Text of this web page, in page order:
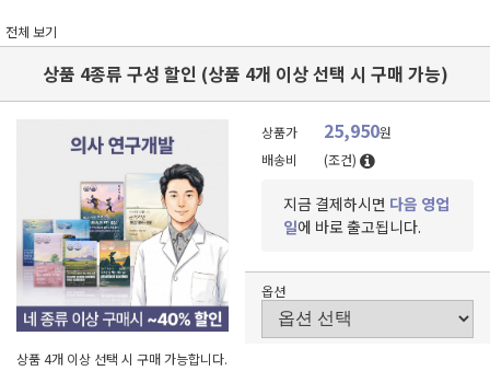
전체 보기
상품 4종류 구성 할인 (상품 4개 이상 선택 시 구매 가능)
상품 4개 이상 선택 시 구매 가능합니다.
상품가 25,950원
배송비
(조건)
지금 결제하시면 다음 영업
일에 바로 출고됩니다.
옵션